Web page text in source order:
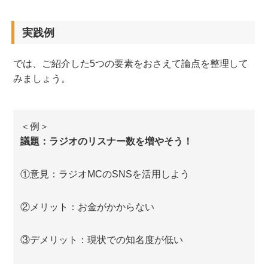
実践例
では、ご紹介した5つの要素をおさえて論点を整理して
みましょう。
＜例＞
議題：ラジオのリスナー数を増やそう！
①意見：ラジオMCのSNSを活用しよう
②メリット：お金がかからない
③デメリット：現状での知名度が低い